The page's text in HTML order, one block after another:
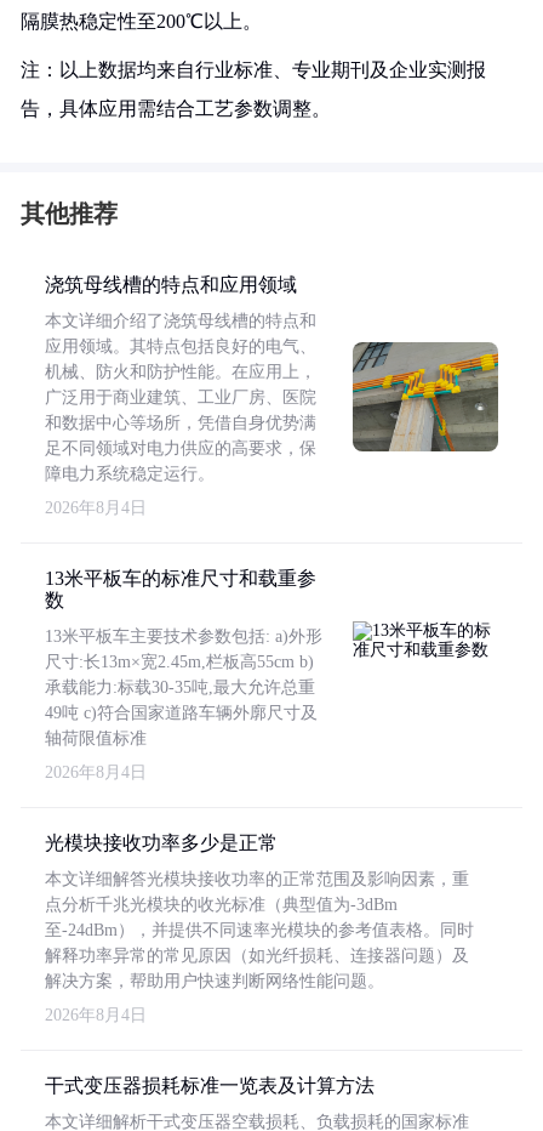
隔膜热稳定性至200℃以上。
注：以上数据均来自行业标准、专业期刊及企业实测报
告，具体应用需结合工艺参数调整。
其他推荐
浇筑母线槽的特点和应用领域
本文详细介绍了浇筑母线槽的特点和
应用领域。其特点包括良好的电气、
机械、防火和防护性能。在应用上，
广泛用于商业建筑、工业厂房、医院
和数据中心等场所，凭借自身优势满
足不同领域对电力供应的高要求，保
障电力系统稳定运行。
2026年8月4日
13米平板车的标准尺寸和载重参
数
13米平板车主要技术参数包括: a)外形
尺寸:长13m×宽2.45m,栏板高55cm b)
承载能力:标载30-35吨,最大允许总重
49吨 c)符合国家道路车辆外廓尺寸及
轴荷限值标准
2026年8月4日
光模块接收功率多少是正常
本文详细解答光模块接收功率的正常范围及影响因素，重
点分析千兆光模块的收光标准（典型值为-3dBm
至-24dBm），并提供不同速率光模块的参考值表格。同时
解释功率异常的常见原因（如光纤损耗、连接器问题）及
解决方案，帮助用户快速判断网络性能问题。
2026年8月4日
干式变压器损耗标准一览表及计算方法
本文详细解析干式变压器空载损耗、负载损耗的国家标准